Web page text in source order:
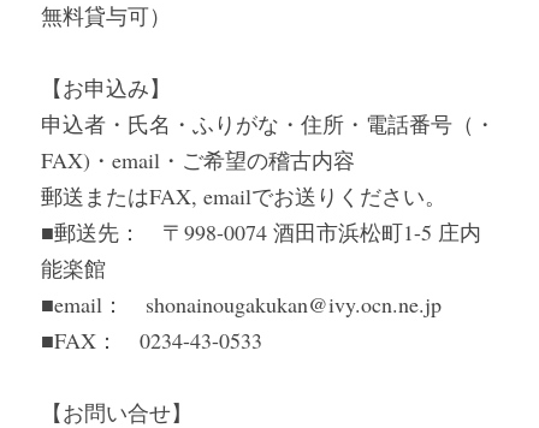
無料貸与可）
【お申込み】
申込者・氏名・ふりがな・住所・電話番号（・
FAX)・email・ご希望の稽古内容
郵送またはFAX, emailでお送りください。
■郵送先：　〒998-0074 酒田市浜松町1-5 庄内
能楽館
■email：　shonainougakukan@ivy.ocn.ne.jp
■FAX：　0234-43-0533
【お問い合せ】